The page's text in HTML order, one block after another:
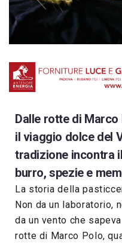
Dalle rotte di
il viaggio dolce del
tradizione incontra
burro, spezie e
La storia della
Non da un laboratorio,
da un vento che
rotte di Marco Polo,